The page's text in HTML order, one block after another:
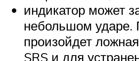
индикатор может
небольшом ударе.
произойдет
SRS и для